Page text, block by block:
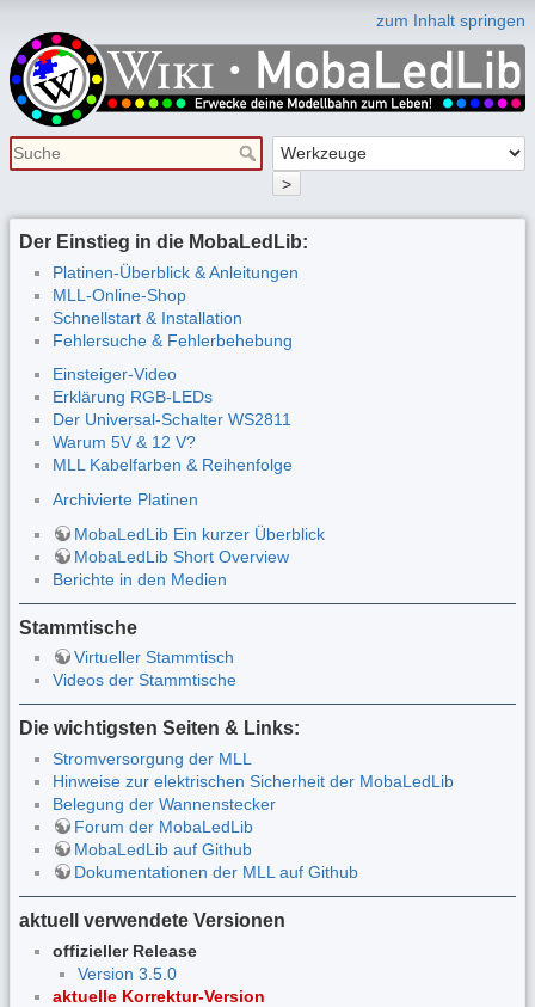
zum Inhalt springen
>
Der Einstieg in die MobaLedLib:
Platinen-Überblick & Anleitungen
MLL-Online-Shop
Schnellstart & Installation
Fehlersuche & Fehlerbehebung
Einsteiger-Video
Erklärung RGB-LEDs
Der Universal-Schalter WS2811
Warum 5V & 12 V?
MLL Kabelfarben & Reihenfolge
Archivierte Platinen
MobaLedLib Ein kurzer Überblick
MobaLedLib Short Overview
Berichte in den Medien
Stammtische
Virtueller Stammtisch
Videos der Stammtische
Die wichtigsten Seiten & Links:
Stromversorgung der MLL
Hinweise zur elektrischen Sicherheit der MobaLedLib
Belegung der Wannenstecker
Forum der MobaLedLib
MobaLedLib auf Github
Dokumentationen der MLL auf Github
aktuell verwendete Versionen
offizieller Release
Version 3.5.0
aktuelle Korrektur-Version